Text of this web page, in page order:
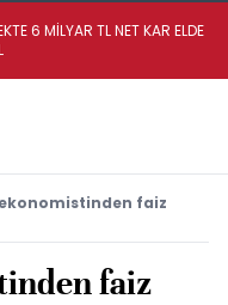
6 MİLYAR TL NET KAR ELDE
faiz
faiz